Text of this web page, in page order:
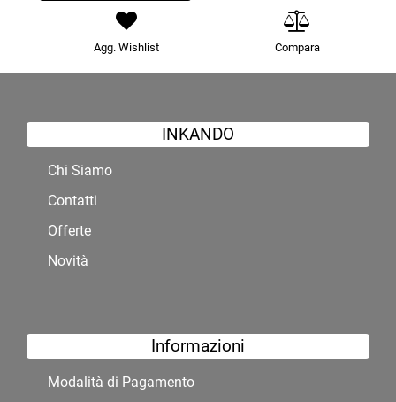
Agg. Wishlist Compara
INKANDO
Chi Siamo
Contatti
Offerte
Novità
Informazioni
Modalità di Pagamento